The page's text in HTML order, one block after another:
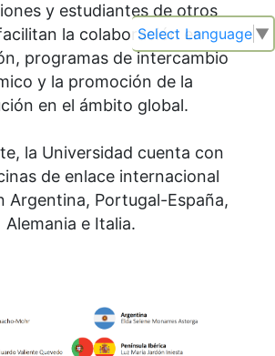
Select Language ▼
y estudiantes de otros
la colaboración en
programas de intercambio
y la promoción de la
en el ámbito global.
la Universidad cuenta con
de enlace internacional
Argentina, Portugal-España,
Alemania e Italia.